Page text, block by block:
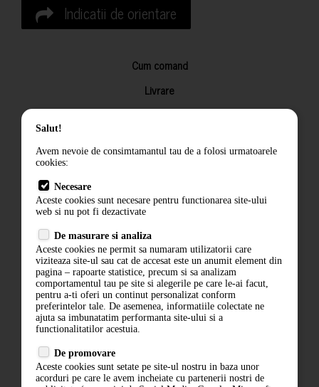
Indicatii de orientare
Cum comand
Livrare
Returnarea produselor
Termeni si conditii
Politica de confidentialitate
ANPC
ABONARE LA NEWSLETTER
Salut!
Avem nevoie de consimtamantul tau de a folosi urmatoarele
cookies:
Necesare
Aceste cookies sunt necesare pentru functionarea site-ului
web si nu pot fi dezactivate
De masurare si analiza
Aceste cookies ne permit sa numaram utilizatorii care
viziteaza site-ul sau cat de accesat este un anumit element din
pagina – rapoarte statistice, precum si sa analizam
comportamentul tau pe site si alegerile pe care le-ai facut,
pentru a-ti oferi un continut personalizat conform
preferintelor tale. De asemenea, informatiile colectate ne
ajuta sa imbunatatim performanta site-ului si a
functionalitatilor acestuia.
De promovare
Aceste cookies sunt setate pe site-ul nostru in baza unor
acorduri pe care le avem incheiate cu partenerii nostri de